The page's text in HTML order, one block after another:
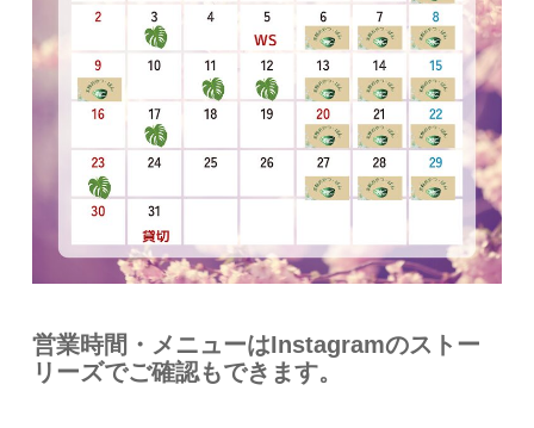
営業時間・メニューはInstagramのストー
リーズでご確認もできます。